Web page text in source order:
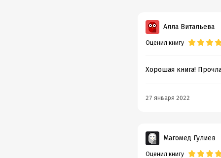
Алла Витальева
Оценил книгу
Хорошая книга!
27 января 2022
Магомед Гулиев
Оценил книгу